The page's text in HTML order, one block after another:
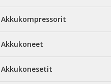
Akkukompressorit
Akkukoneet
Akkukonesetit